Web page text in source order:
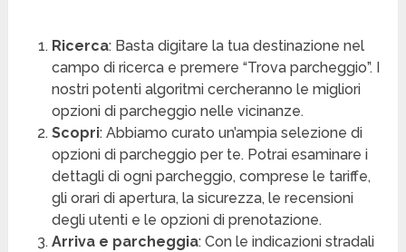
Ricerca: Basta digitare la tua destinazione nel
campo di ricerca e premere “Trova parcheggio”. I
nostri potenti algoritmi cercheranno le migliori
opzioni di parcheggio nelle vicinanze.
Scopri: Abbiamo curato un’ampia selezione di
opzioni di parcheggio per te. Potrai esaminare i
dettagli di ogni parcheggio, comprese le tariffe,
gli orari di apertura, la sicurezza, le recensioni
degli utenti e le opzioni di prenotazione.
Arriva e parcheggia: Con le indicazioni stradali